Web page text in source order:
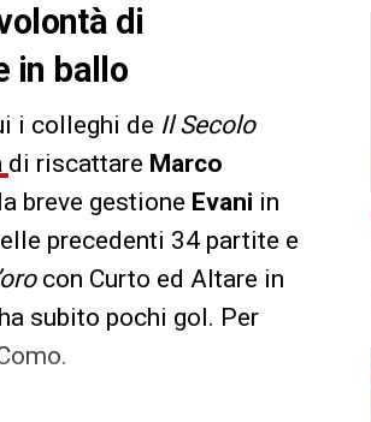
di
in ballo
i colleghi de Il Secolo
di riscattare Marco
breve gestione Evani in
precedenti 34 partite e
con Curto ed Altare in
subito pochi gol. Per